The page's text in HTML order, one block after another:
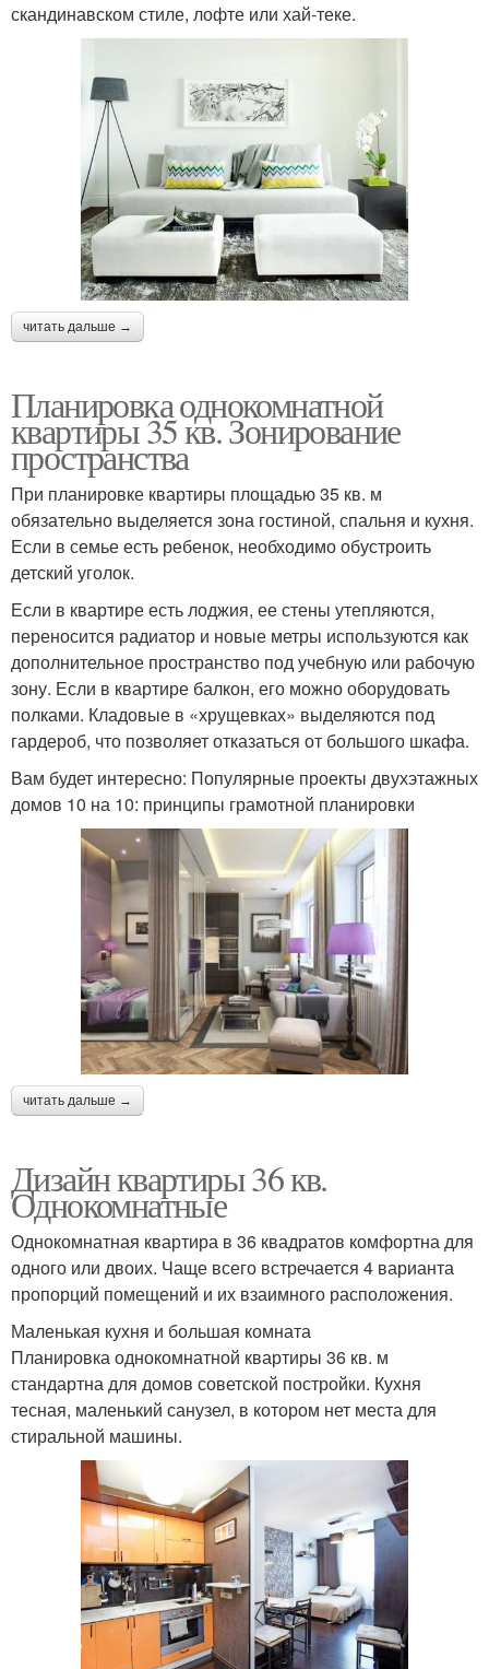
скандинавском стиле, лофте или хай-теке.
читать дальше →
Планировка однокомнатной
квартиры 35 кв. Зонирование
пространства
При планировке квартиры площадью 35 кв. м
обязательно выделяется зона гостиной, спальня и кухня.
Если в семье есть ребенок, необходимо обустроить
детский уголок.
Если в квартире есть лоджия, ее стены утепляются,
переносится радиатор и новые метры используются как
дополнительное пространство под учебную или рабочую
зону. Если в квартире балкон, его можно оборудовать
полками. Кладовые в «хрущевках» выделяются под
гардероб, что позволяет отказаться от большого шкафа.
Вам будет интересно: Популярные проекты двухэтажных
домов 10 на 10: принципы грамотной планировки
читать дальше →
Дизайн квартиры 36 кв.
Однокомнатные
Однокомнатная квартира в 36 квадратов комфортна для
одного или двоих. Чаще всего встречается 4 варианта
пропорций помещений и их взаимного расположения.
Маленькая кухня и большая комната
Планировка однокомнатной квартиры 36 кв. м
стандартна для домов советской постройки. Кухня
тесная, маленький санузел, в котором нет места для
стиральной машины.